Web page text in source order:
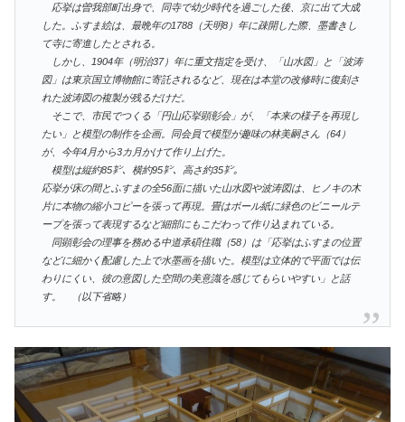
応挙は曽我部町出身で、同寺で幼少時代を過ごした後、京に出て大成
した。ふすま絵は、最晩年の1788（天明8）年に疎開した際、墨書きし
て寺に寄進したとされる。
しかし、1904年（明治37）年に重文指定を受け、「山水図」と「波涛
図」は東京国立博物館に寄託されるなど、現在は本堂の改修時に復刻さ
れた波涛図の複製が残るだけだ。
そこで、市民でつくる「円山応挙顕彰会」が、「本来の様子を再現し
たい」と模型の制作を企画。同会員で模型が趣味の林美嗣さん（64）
が、今年4月から3カ月かけて作り上げた。
模型は縦約85㌢、横約95㌢、高さ約35㌢。
応挙が床の間とふすまの全56面に描いた山水図や波涛図は、ヒノキの木
片に本物の縮小コピーを張って再現。畳はボール紙に緑色のビニールテ
ープを張って表現するなど細部にもこだわって作り込まれている。
同顕彰会の理事を務める中道承碩住職（58）は「応挙はふすまの位置
などに細かく配慮した上で水墨画を描いた。模型は立体的で平面では伝
わりにくい、彼の意図した空間の美意識を感じてもらいやすい」と話
す。 （以下省略）